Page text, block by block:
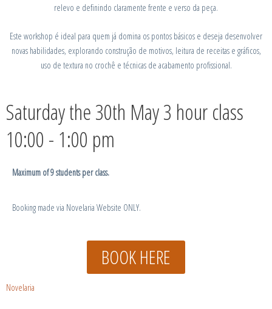
relevo e definindo claramente frente e verso da peça.
Este workshop é ideal para quem já domina os pontos básicos e deseja desenvolver
novas habilidades, explorando construção de motivos, leitura de receitas e gráficos,
uso de textura no crochê e técnicas de acabamento profissional.
Saturday the 30th May 3 hour class
10:00 - 1:00 pm
Maximum of 9 students per class.
Booking made via Novelaria Website ONLY.
BOOK HERE
Novelaria